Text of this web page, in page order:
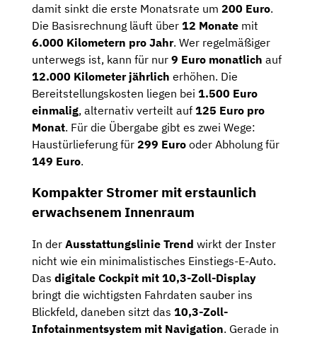
damit sinkt die erste Monatsrate um 200 Euro.
Die Basisrechnung läuft über 12 Monate mit
6.000 Kilometern pro Jahr. Wer regelmäßiger
unterwegs ist, kann für nur 9 Euro monatlich auf
12.000 Kilometer jährlich erhöhen. Die
Bereitstellungskosten liegen bei 1.500 Euro
einmalig, alternativ verteilt auf 125 Euro pro
Monat. Für die Übergabe gibt es zwei Wege:
Haustürlieferung für 299 Euro oder Abholung für
149 Euro.
Kompakter Stromer mit erstaunlich
erwachsenem Innenraum
In der Ausstattungslinie Trend wirkt der Inster
nicht wie ein minimalistisches Einstiegs-E-Auto.
Das digitale Cockpit mit 10,3-Zoll-Display
bringt die wichtigsten Fahrdaten sauber ins
Blickfeld, daneben sitzt das 10,3-Zoll-
Infotainmentsystem mit Navigation. Gerade in